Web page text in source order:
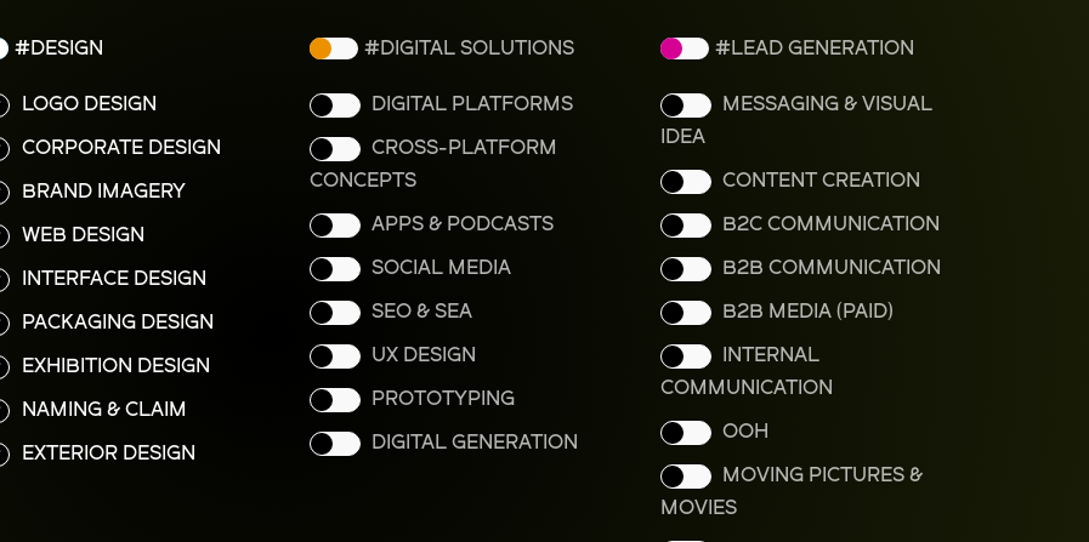
DESIGN
LOGO DESIGN
CORPORATE DESIGN
BRAND IMAGERY
WEB DESIGN
INTERFACE DESIGN
PACKAGING DESIGN
EXHIBITION DESIGN
NAMING & CLAIM
EXTERIOR DESIGN
DIGITAL SOLUTIONS
DIGITAL PLATFORMS
CROSS-PLATFORM
CONCEPTS
APPS & PODCASTS
SOCIAL MEDIA
SEO & SEA
UX DESIGN
PROTOTYPING
DIGITAL GENERATION
LEAD GENERATION
MESSAGING & VISUAL
IDEA
CONTENT CREATION
B2C COMMUNICATION
B2B COMMUNICATION
B2B MEDIA (PAID)
INTERNAL
COMMUNICATION
OOH
MOVING PICTURES &
MOVIES